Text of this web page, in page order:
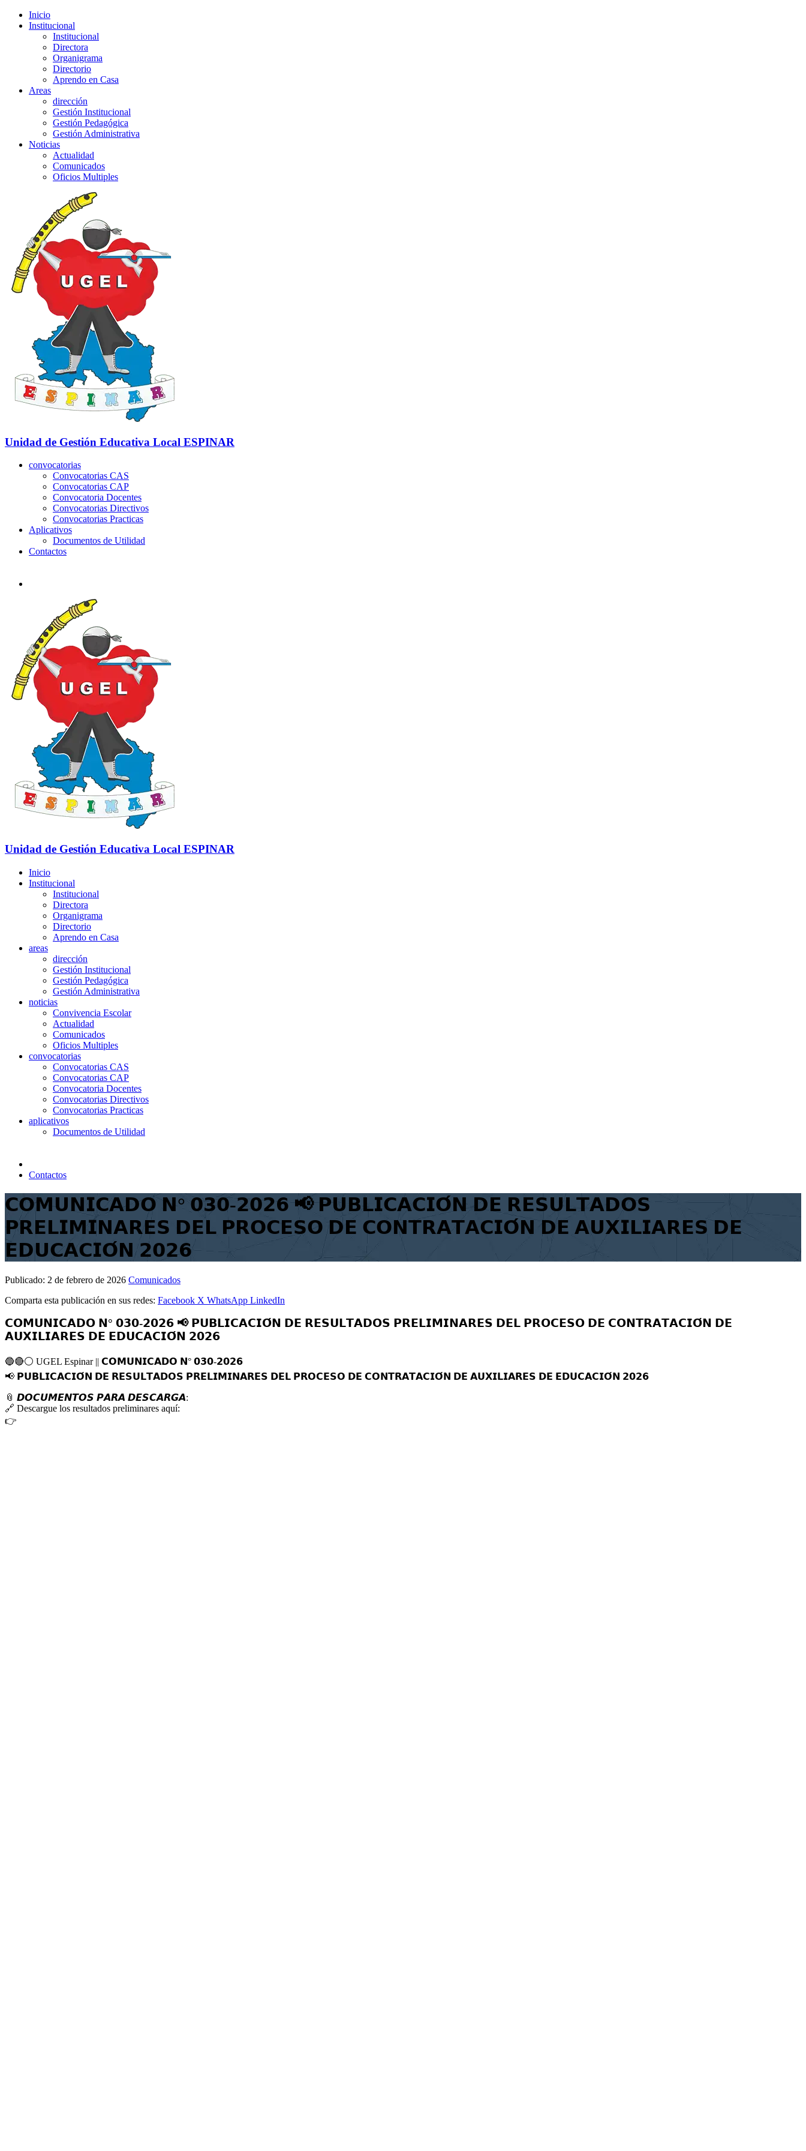
Inicio
Institucional
Institucional
Directora
Organigrama
Directorio
Aprendo en Casa
Areas
dirección
Gestión Institucional
Gestión Pedagógica
Gestión Administrativa
Noticias
Actualidad
Comunicados
Oficios Multiples
Unidad de Gestión Educativa Local ESPINAR
convocatorias
Convocatorias CAS
Convocatorias CAP
Convocatoria Docentes
Convocatorias Directivos
Convocatorias Practicas
Aplicativos
Documentos de Utilidad
Contactos
Unidad de Gestión Educativa Local ESPINAR
Inicio
Institucional
Institucional
Directora
Organigrama
Directorio
Aprendo en Casa
areas
dirección
Gestión Institucional
Gestión Pedagógica
Gestión Administrativa
noticias
Convivencia Escolar
Actualidad
Comunicados
Oficios Multiples
convocatorias
Convocatorias CAS
Convocatorias CAP
Convocatoria Docentes
Convocatorias Directivos
Convocatorias Practicas
aplicativos
Documentos de Utilidad
Contactos
𝗖𝗢𝗠𝗨𝗡𝗜𝗖𝗔𝗗𝗢 𝗡° 𝟬𝟯𝟬-𝟮𝟬𝟮𝟲 📢 𝗣𝗨𝗕𝗟𝗜𝗖𝗔𝗖𝗜𝗢́𝗡 𝗗𝗘 𝗥𝗘𝗦𝗨𝗟𝗧𝗔𝗗𝗢𝗦
𝗣𝗥𝗘𝗟𝗜𝗠𝗜𝗡𝗔𝗥𝗘𝗦 𝗗𝗘𝗟 𝗣𝗥𝗢𝗖𝗘𝗦𝗢 𝗗𝗘 𝗖𝗢𝗡𝗧𝗥𝗔𝗧𝗔𝗖𝗜𝗢́𝗡 𝗗𝗘 𝗔𝗨𝗫𝗜𝗟𝗜𝗔𝗥𝗘𝗦 𝗗𝗘
𝗘𝗗𝗨𝗖𝗔𝗖𝗜𝗢́𝗡 𝟮𝟬𝟮𝟲
Publicado: 2 de febrero de 2026 Comunicados
Comparta esta publicación en sus redes: Facebook X WhatsApp LinkedIn
𝗖𝗢𝗠𝗨𝗡𝗜𝗖𝗔𝗗𝗢 𝗡° 𝟬𝟯𝟬-𝟮𝟬𝟮𝟲 📢 𝗣𝗨𝗕𝗟𝗜𝗖𝗔𝗖𝗜𝗢́𝗡 𝗗𝗘 𝗥𝗘𝗦𝗨𝗟𝗧𝗔𝗗𝗢𝗦 𝗣𝗥𝗘𝗟𝗜𝗠𝗜𝗡𝗔𝗥𝗘𝗦 𝗗𝗘𝗟 𝗣𝗥𝗢𝗖𝗘𝗦𝗢 𝗗𝗘 𝗖𝗢𝗡𝗧𝗥𝗔𝗧𝗔𝗖𝗜𝗢́𝗡 𝗗𝗘
𝗔𝗨𝗫𝗜𝗟𝗜𝗔𝗥𝗘𝗦 𝗗𝗘 𝗘𝗗𝗨𝗖𝗔𝗖𝗜𝗢́𝗡 𝟮𝟬𝟮𝟲
🔵🔴⚪️ UGEL Espinar || 𝗖𝗢𝗠𝗨𝗡𝗜𝗖𝗔𝗗𝗢 𝗡° 𝟬𝟯𝟬-𝟮𝟬𝟮𝟲
📢 𝗣𝗨𝗕𝗟𝗜𝗖𝗔𝗖𝗜𝗢́𝗡 𝗗𝗘 𝗥𝗘𝗦𝗨𝗟𝗧𝗔𝗗𝗢𝗦 𝗣𝗥𝗘𝗟𝗜𝗠𝗜𝗡𝗔𝗥𝗘𝗦 𝗗𝗘𝗟 𝗣𝗥𝗢𝗖𝗘𝗦𝗢 𝗗𝗘 𝗖𝗢𝗡𝗧𝗥𝗔𝗧𝗔𝗖𝗜𝗢́𝗡 𝗗𝗘 𝗔𝗨𝗫𝗜𝗟𝗜𝗔𝗥𝗘𝗦 𝗗𝗘 𝗘𝗗𝗨𝗖𝗔𝗖𝗜𝗢́𝗡 𝟮𝟬𝟮𝟲
📎 𝘿𝙊𝘾𝙐𝙈𝙀𝙉𝙏𝙊𝙎 𝙋𝘼𝙍𝘼 𝘿𝙀𝙎𝘾𝘼𝙍𝙂𝘼:
🔗 Descargue los resultados preliminares aquí:
👉